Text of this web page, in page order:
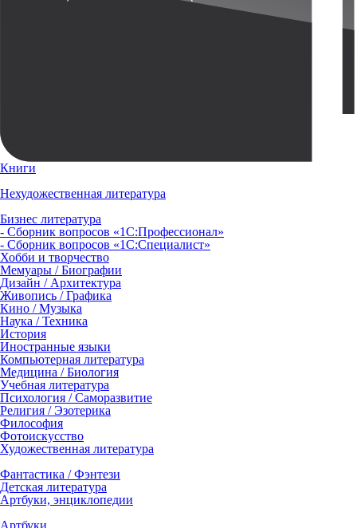
Книги
Нехудожественная литература
Бизнес литература
- Сборник вопросов «1С:Профессионал»
- Сборник вопросов «1С:Специалист»
Хобби и творчество
Мемуары / Биографии
Дизайн / Архитектура
Живопись / Графика
Кино / Музыка
Наука / Техника
История
Иностранные языки
Компьютерная литература
Медицина / Биология
Учебная литература
Психология / Саморазвитие
Религия / Эзотерика
Философия
Фотоискусство
Художественная литература
Фантастика / Фэнтези
Детская литература
Артбуки, энциклопедии